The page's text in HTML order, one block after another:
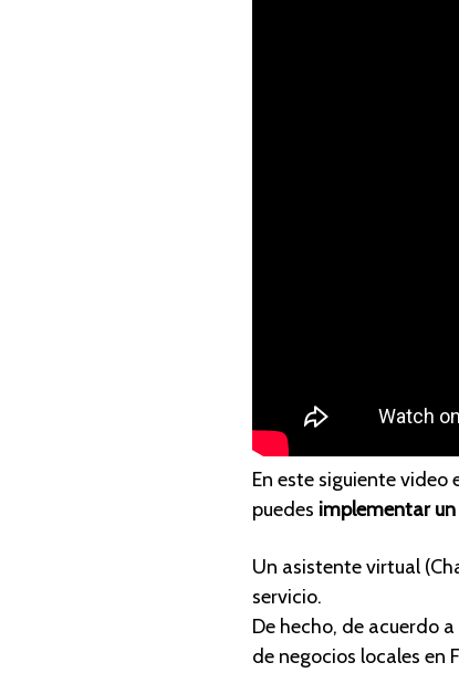
En este siguiente
puedes implementar
Un asistente virtual
servicio.
De hecho, de acuerdo
de negocios locales en